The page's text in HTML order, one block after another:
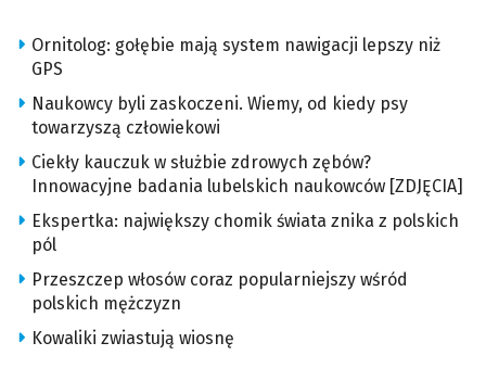
Ornitolog: gołębie mają system nawigacji lepszy niż
GPS
Naukowcy byli zaskoczeni. Wiemy, od kiedy psy
towarzyszą człowiekowi
Ciekły kauczuk w służbie zdrowych zębów?
Innowacyjne badania lubelskich naukowców [ZDJĘCIA]
Ekspertka: największy chomik świata znika z polskich
pól
Przeszczep włosów coraz popularniejszy wśród
polskich mężczyzn
Kowaliki zwiastują wiosnę